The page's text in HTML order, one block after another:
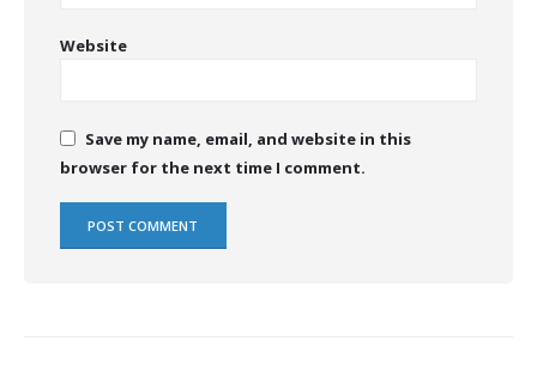
Website
Save my name, email, and website in this
browser for the next time I comment.